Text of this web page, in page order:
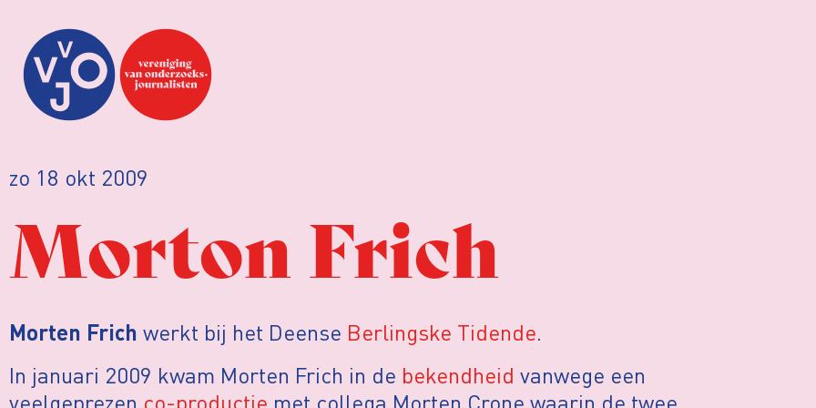
zo 18 okt 2009
Morton Frich
Morten Frich werkt bij het Deense Berlingske Tidende.
In januari 2009 kwam Morten Frich in de bekendheid vanwege een